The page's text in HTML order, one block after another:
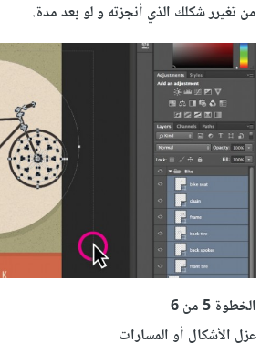
من تغيرر شكلك الذي أنجزته و لو بعد مدة.
الخطوة 5 من
6
عزل الأشكال أو المسارات